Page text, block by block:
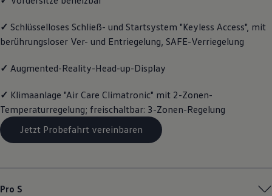
Pannen- und Unfallhilfe
Economy Service
Zubehör
Modellspezifisches Zubehör
Transport
Entertainment und Elektronik
Individualisieren
Wallbox und Ladekabel
Digitale Extras
✓ Schlüsselloses Schließ- und Startsystem "Keyless Access", mit
berührungsloser Ver- und Entriegelung, SAFE-Verriegelung
✓ Augmented-Reality-Head-up-Display
✓ Klimaanlage "Air Care Climatronic" mit 2-Zonen-
Temperaturregelung; freischaltbar: 3-Zonen-Regelung
Jetzt Probefahrt vereinbaren
Pro S